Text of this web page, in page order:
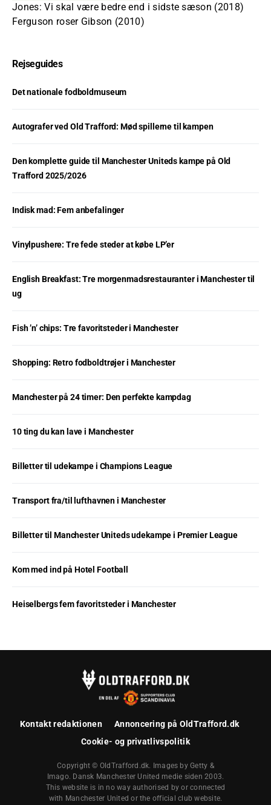
Jones: Vi skal være bedre end i sidste sæson (2018)
Ferguson roser Gibson (2010)
Rejseguides
Det nationale fodboldmuseum
Autografer ved Old Trafford: Mød spillerne til kampen
Den komplette guide til Manchester Uniteds kampe på Old
Trafford 2025/2026
Indisk mad: Fem anbefalinger
Vinylpushere: Tre fede steder at købe LP’er
English Breakfast: Tre morgenmadsrestauranter i Manchester til
ug
Fish ’n’ chips: Tre favoritsteder i Manchester
Shopping: Retro fodboldtrøjer i Manchester
Manchester på 24 timer: Den perfekte kampdag
10 ting du kan lave i Manchester
Billetter til udekampe i Champions League
Transport fra/til lufthavnen i Manchester
Billetter til Manchester Uniteds udekampe i Premier League
Kom med ind på Hotel Football
Heiselbergs fem favoritsteder i Manchester
Kontakt redaktionen
Annoncering på OldTrafford.dk
Cookie- og privatlivspolitik
Copyright © OldTrafford.dk. Images by Getty &
Imago. Dansk Manchester United medie siden 2003.
This website is in no way authorised by or connected
with Manchester United or the official club website.